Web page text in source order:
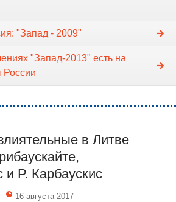
"Запад - 2009"
"Запад-2013" есть на
России
в Литве
Р. Карбаускис
16 августа 2017